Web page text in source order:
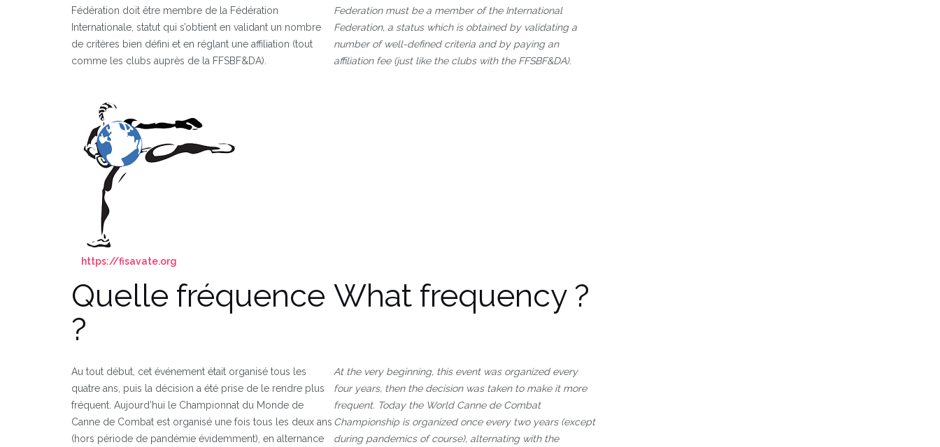
Fédération doit être membre de la Fédération
Internationale, statut qui s’obtient en validant un nombre
de critères bien défini et en réglant une affiliation (tout
comme les clubs auprès de la FFSBF&DA).
Federation must be a member of the International
Federation, a status which is obtained by validating a
number of well-defined criteria and by paying an
affiliation fee (just like the clubs with the FFSBF&DA).
https://fisavate.org
Quelle fréquence
?
What frequency ?
Au tout début, cet événement était organisé tous les
quatre ans, puis la décision a été prise de le rendre plus
fréquent. Aujourd’hui le Championnat du Monde de
Canne de Combat est organisé une fois tous les deux ans
(hors période de pandémie évidemment), en alternance
At the very beginning, this event was organized every
four years, then the decision was taken to make it more
frequent. Today the World Canne de Combat
Championship is organized once every two years (except
during pandemics of course), alternating with the